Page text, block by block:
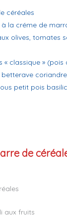
céréales
à la créme de
olives, tomates
« classique » (pois
betterave coriandre
petit pois basilic
de
aux fruits